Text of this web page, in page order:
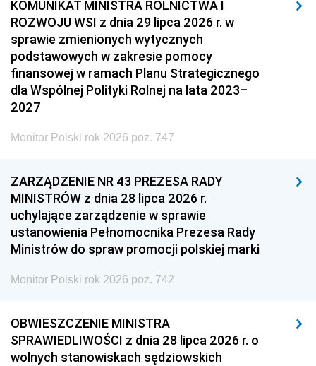
KOMUNIKAT MINISTRA ROLNICTWA I
ROZWOJU WSI z dnia 29 lipca 2026 r. w
sprawie zmienionych wytycznych
podstawowych w zakresie pomocy
finansowej w ramach Planu Strategicznego
dla Wspólnej Polityki Rolnej na lata 2023–
2027
Monitor Polski rok 2026 poz. 747
ZARZĄDZENIE NR 43 PREZESA RADY
MINISTRÓW z dnia 28 lipca 2026 r.
uchylające zarządzenie w sprawie
ustanowienia Pełnomocnika Prezesa Rady
Ministrów do spraw promocji polskiej marki
Monitor Polski rok 2026 poz. 742
OBWIESZCZENIE MINISTRA
SPRAWIEDLIWOŚCI z dnia 28 lipca 2026 r. o
wolnych stanowiskach sędziowskich